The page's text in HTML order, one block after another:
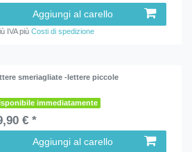
Aggiungi al carello
IVApiùCosti di spedizione
smeriagliate -lettere piccole
immediatamente
€ *
Aggiungi al carello